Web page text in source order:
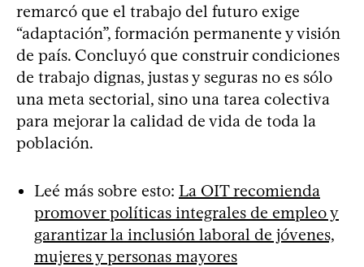
remarcó que el trabajo del futuro exige
“adaptación”, formación permanente y visión
de país. Concluyó que construir condiciones
de trabajo dignas, justas y seguras no es sólo
una meta sectorial, sino una tarea colectiva
para mejorar la calidad de vida de toda la
población.
Leé más sobre esto: La OIT recomienda
promover políticas integrales de empleo y
garantizar la inclusión laboral de jóvenes,
mujeres y personas mayores